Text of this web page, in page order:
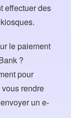
effectuer des
le paiement
?
pour
rendre
un e-